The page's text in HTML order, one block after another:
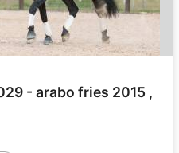
- arabo fries 2015 ,